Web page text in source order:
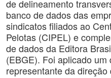
de delineamento
banco de dados das
sindicatos filiados ao
Pelotas (CIPEL) e
de dados da Editora
(EBGE). Foi aplicado um
representante da